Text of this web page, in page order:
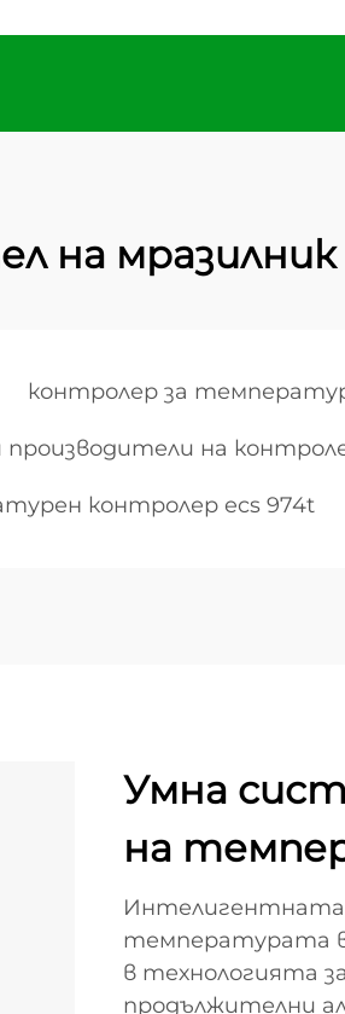
на мразилник
контролер за
производители на
контролер ecs 974t
Умна
на
Интелигентната
температурата в
в технологията
продължителни